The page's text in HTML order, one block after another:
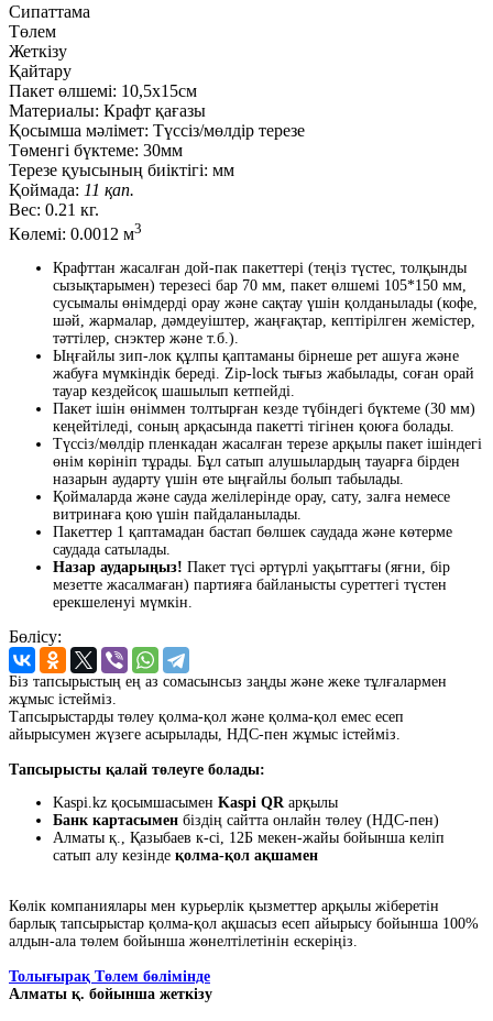
Сипаттама
Төлем
Жеткізу
Қайтару
Пакет өлшемі: 10,5х15см
Материалы: Крафт қағазы
Қосымша мәлімет: Түссіз/мөлдір терезе
Төменгі бүктеме: 30мм
Терезе қуысының биіктігі: мм
Қоймада: 11 қап.
Вес: 0.21 кг.
Көлемі: 0.0012 м3
Крафттан жасалған дой-пак пакеттері (теңіз түстес, толқынды
сызықтарымен) терезесі бар 70 мм, пакет өлшемі 105*150 мм,
сусымалы өнімдерді орау және сақтау үшін қолданылады (кофе,
шәй, жармалар, дәмдеуіштер, жаңғақтар, кептірілген жемістер,
тәттілер, снэктер және т.б.).
Ыңғайлы зип-лок құлпы қаптаманы бірнеше рет ашуға және
жабуға мүмкіндік береді. Zip-lock тығыз жабылады, соған орай
тауар кездейсоқ шашылып кетпейді.
Пакет ішін өніммен толтырған кезде түбіндегі бүктеме (30 мм)
кеңейтіледі, соның арқасында пакетті тігінен қоюға болады.
Түссіз/мөлдір пленкадан жасалған терезе арқылы пакет ішіндегі
өнім көрініп тұрады. Бұл сатып алушылардың тауарға бірден
назарын аударту үшін өте ыңғайлы болып табылады.
Қоймаларда және сауда желілерінде орау, сату, залға немесе
витринаға қою үшін пайдаланылады.
Пакеттер 1 қаптамадан бастап бөлшек саудада және көтерме
саудада сатылады.
Назар аударыңыз! Пакет түсі әртүрлі уақыттағы (яғни, бір
мезетте жасалмаған) партияға байланысты суреттегі түстен
ерекшеленуі мүмкін.
Бөлісу:
Біз тапсырыстың ең аз сомасынсыз заңды және жеке тұлғалармен
жұмыс істейміз.
Тапсырыстарды төлеу қолма-қол және қолма-қол емес есеп
айырысумен жүзеге асырылады, НДС-пен жұмыс істейміз.
Тапсырысты қалай төлеуге болады:
Kaspi.kz қосымшасымен Kaspi QRарқылы
Банк картасымен біздің сайтта онлайн төлеу (НДС-пен)
Алматы қ., Қазыбаев к-сі, 12Б мекен-жайы бойынша келіп
сатып алу кезінде қолма-қол ақшамен
Көлік компаниялары мен курьерлік қызметтер арқылы жіберетін
барлық тапсырыстар қолма-қол ақшасыз есеп айырысу бойынша 100%
алдын-ала төлем бойынша жөнелтілетінін ескеріңіз.
Толығырақ Төлем бөлімінде
Алматы қ. бойынша жеткізу